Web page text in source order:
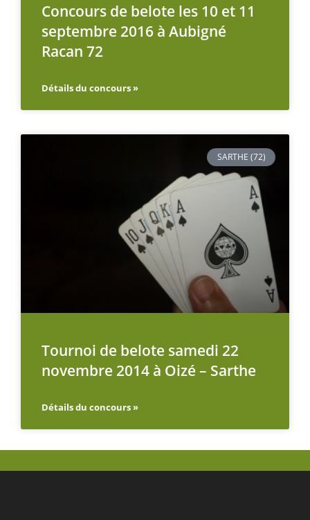
Concours de belote les 10 et 11
septembre 2016 à Aubigné
Racan 72
Détails du concours »
SARTHE (72)
Tournoi de belote samedi 22
novembre 2014 à Oizé – Sarthe
Détails du concours »